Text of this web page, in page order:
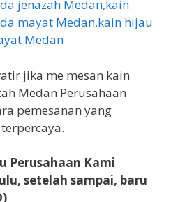
jika me mesan kain
Medan Perusahaan
pemesanan yang
Perusahaan Kami
setelah sampai, baru